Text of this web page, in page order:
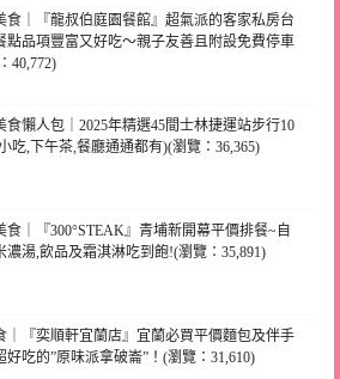
食｜『龍叔伯庭園餐館』超氣派的客家私房台
點品項豐富又好吃～親子友善且附設免費停車
40,772)
食懶人包｜2025年精選45間士林捷運站步行10
吃,下午茶,餐廳通通都有)(瀏覽：36,365)
食｜『300°STEAK』青埔新開幕平價排餐~自
濃湯,飲品及霜淇淋吃到飽!(瀏覽：35,891)
｜『奕順軒宜蘭店』宜蘭必買平價麵包及伴手
好吃的”原味派拿破崙”！(瀏覽：31,610)